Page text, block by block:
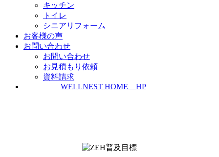
キッチン
トイレ
シニアリフォーム
お客様の声
お問い合わせ
お問い合わせ
お見積もり依頼
資料請求
WELLNEST HOME HP